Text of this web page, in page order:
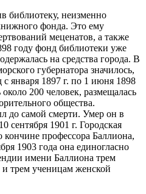
библиотеку, неизменно
фонда. Это ему
меценатов, а также
году фонд библиотеки уже
на средства города. В
губернатора значилось,
с января 1897 г. по 1 июня 1898
200 человек, размещалась
общества.
до самой смерти. Умер он в
сентября 1901 г. Городская
профессора Баллиона,
1903 года она единогласно
имени Баллиона трем
трем ученицам женской